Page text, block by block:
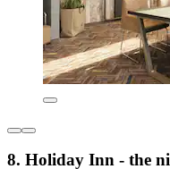
8. Holiday Inn - the